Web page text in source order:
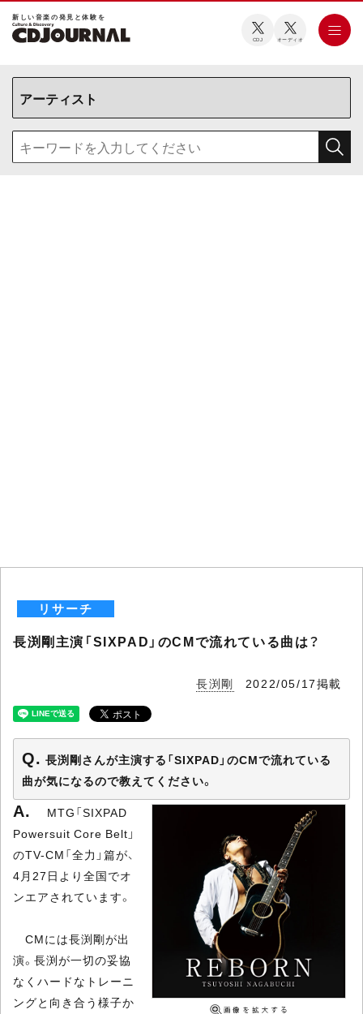
新しい⾳楽の発⾒と体験を
CDJ オーディオ
リサーチ
長渕剛主演「SIXPAD」のCMで流れている曲は？
長渕剛 2022/05/17掲載
長渕剛さんが主演する「SIXPAD」のCMで流れている
曲が気になるので教えてください。
MTG「SIXPAD
Powersuit Core Belt」
のTV-CM「全力」篇が、
4月27日より全国でオ
ンエアされています。
CMには長渕剛が出
演。長渕が一切の妥協
なくハードなトレーニ
ングと向き合う様子か